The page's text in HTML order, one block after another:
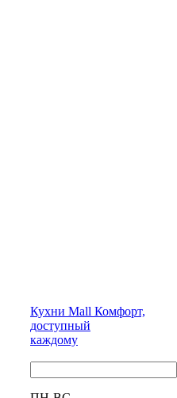
Кухни Mall Комфорт,
доступный
каждому